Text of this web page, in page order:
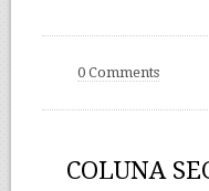
0 Comments
COLUNA